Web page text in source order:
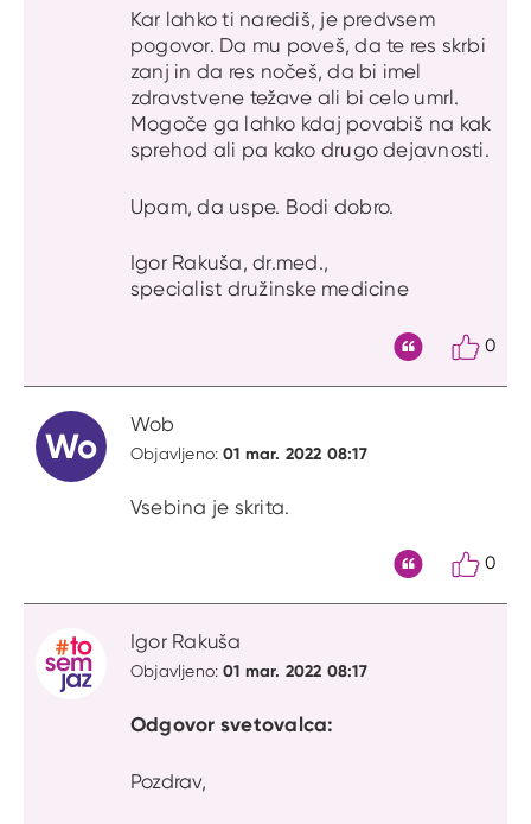
Kar lahko ti narediš, je predvsem
pogovor. Da mu poveš, da te res skrbi
zanj in da res nočeš, da bi imel
zdravstvene težave ali bi celo umrl.
Mogoče ga lahko kdaj povabiš na kak
sprehod ali pa kako drugo dejavnosti.
Upam, da uspe. Bodi dobro.
Igor Rakuša, dr.med.,
specialist družinske medicine
0
Wo
Wob
Objavljeno:01 mar. 2022 08:17
Vsebina je skrita.
0
Igor Rakuša
Objavljeno:01 mar. 2022 08:17
Odgovor svetovalca:
Pozdrav,